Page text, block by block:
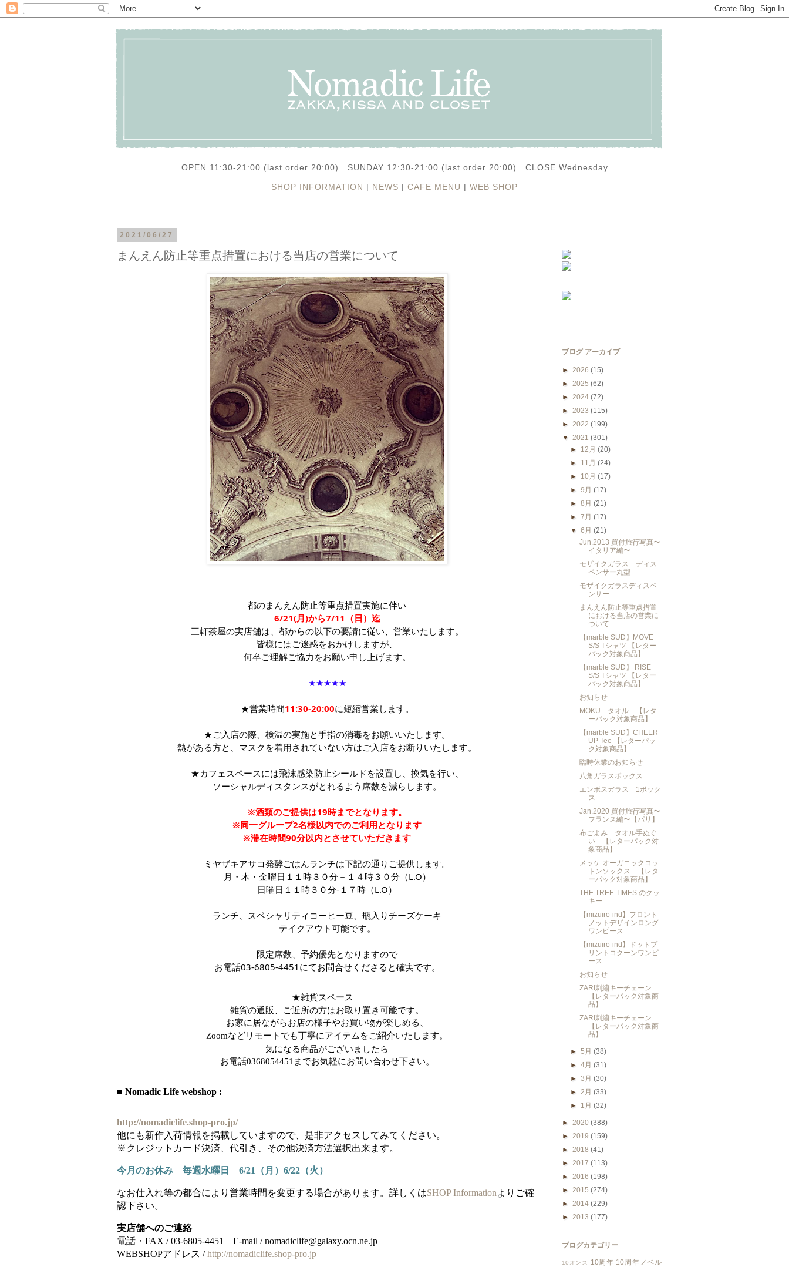
OPEN 11:30-21:00 (last order 20:00) SUNDAY 12:30-21:00 (last order 20:00) CLOSE Wednesday
SHOP INFORMATION | NEWS | CAFE MENU | WEB SHOP
2021/06/27
まんえん防止等重点措置における当店の営業について
都のまんえん防止等重点措置実施に伴い
6/21(月)から7/11（日）迄
三軒茶屋の実店舗は、都からの以下の要請に従い、営業いたします。
皆様にはご迷惑をおかけしますが、
何卒ご理解ご協力をお願い申し上げます。
★★★★★
★営業時間11:30-20:00に短縮営業します。
★ご入店の際、検温の実施と手指の消毒をお願いいたします。
熱がある方と、マスクを着用されていない方はご入店をお断りいたします。
★カフェスペースには飛沫感染防止シールドを設置し、換気を行い、
ソーシャルディスタンスがとれるよう席数を減らします。
※酒類のご提供は19時までとなります。
※同一グループ2名様以内でのご利用となります
※滞在時間90分以内とさせていただきます
ミヤザキアサコ発酵ごはんランチは下記の通りご提供します。
月・木・金曜日１１時３０分－１４時３０分（L.O）
日曜日１１時３０分-１７時 （L.O）
ランチ、スペシャリティコーヒー豆、瓶入りチーズケーキ
テイクアウト可能です。
限定席数、予約優先となりますので
お電話03-6805-4451にてお問合せくださると確実です。
★雑貨スペース
雑貨の通販、ご近所の方はお取り置き可能です。
お家に居ながらお店の様子やお買い物が楽しめる、
Zoomなどリモートでも丁寧にアイテムをご紹介いたします。
気になる商品がございましたら
お電話0368054451までお気軽にお問い合わせ下さい。
■ Nomadic Life webshop :
http://nomadiclife.shop-pro.jp/
他にも新作入荷情報を掲載していますので、是非アクセスしてみてください。
※クレジットカード決済、代引き、その他決済方法選択出来ます。
今月のお休み 毎週水曜日 6/21（月）6/22（火）
なお仕入れ等の都合により営業時間を変更する場合があります。詳しくはSHOP Informationよりご確
認下さい。
実店舗へのご連絡
電話・FAX / 03-6805-4451 E-mail / nomadiclife@galaxy.ocn.ne.jp
WEBSHOPアドレス /http://nomadiclife.shop-pro.jp
ブログ アーカイブ
► 2026 (15)
► 2025 (62)
► 2024 (72)
► 2023 (115)
► 2022 (199)
▼ 2021 (301)
► 12月(20)
► 11月(24)
► 10月(17)
►9月(17)
►8月(21)
►7月(17)
▼6月(21)
Jun.2013 買付旅行写真〜
イタリア編〜
モザイクガラス ディス
ペンサー丸型
モザイクガラスディスペ
ンサー
まんえん防止等重点措置
における当店の営業に
ついて
【marble SUD】MOVE
S/S Tシャツ 【レター
パック対象商品】
【marble SUD】 RISE
S/S Tシャツ 【レター
パック対象商品】
お知らせ
MOKU タオル 【レタ
ーパック対象商品】
【marble SUD】CHEER
UP Tee 【レターパッ
ク対象商品】
臨時休業のお知らせ
八角ガラスボックス
エンボスガラス 1ボック
ス
Jan.2020 買付旅行写真〜
フランス編〜【パリ】
布ごよみ タオル手ぬぐ
い 【レターパック対
象商品】
メッケ オーガニックコッ
トンソックス 【レタ
ーパック対象商品】
THE TREE TIMES のクッ
キー
【mizuiro-ind】フロント
ノットデザインロング
ワンピース
【mizuiro-ind】ドットプ
リントコクーンワンピ
ース
お知らせ
ZARI刺繍キーチェーン
【レターパック対象商
品】
ZARI刺繍キーチェーン
【レターパック対象商
品】
►5月(38)
►4月(31)
►3月(30)
►2月(33)
► 1月(32)
► 2020 (388)
► 2019 (159)
► 2018 (41)
► 2017 (113)
► 2016 (198)
► 2015 (274)
► 2014 (229)
► 2013 (177)
ブログカテゴリー
10オンス 10周年 10周年ノベル